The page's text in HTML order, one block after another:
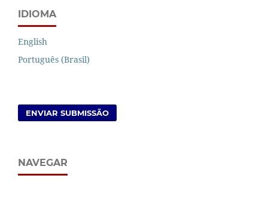
IDIOMA
English
Português (Brasil)
ENVIAR SUBMISSÃO
NAVEGAR